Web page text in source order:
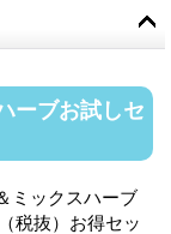
ーブお試しセ
ミックスハーブ
税抜）お得セッ